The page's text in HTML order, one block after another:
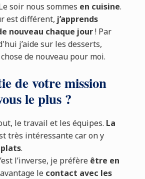
soir nous sommes en cuisine.
est différent, j’apprends
nouveau chaque jour! Par
j’aide sur les desserts,
de nouveau pour moi.
de votre mission
le plus ?
le travail et les équipes. La
très intéressante car on y
.
l’inverse, je préfère être en
le contact avec les